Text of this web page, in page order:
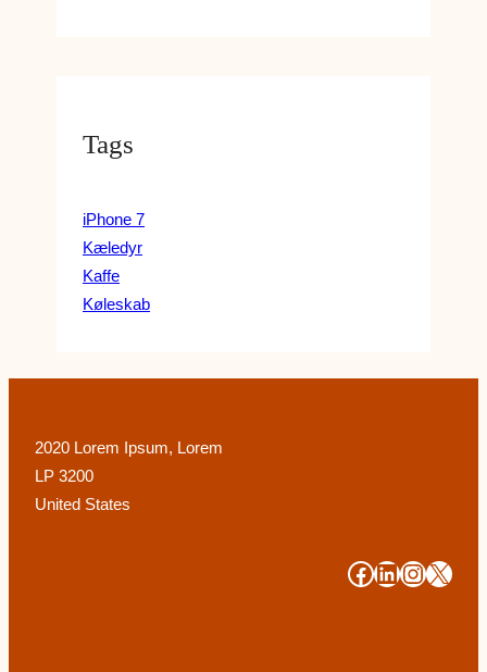
Tags
iPhone 7
Kæledyr
Kaffe
Køleskab
2020 Lorem Ipsum, Lorem
LP 3200
United States
# # # #